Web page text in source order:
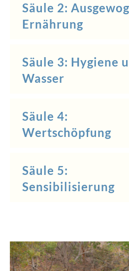
Säule 2:
Ernährung
Säule 3: Hygiene
Wasser
Säule 4:
Wertschöpfung
Säule 5:
Sensibilisierung